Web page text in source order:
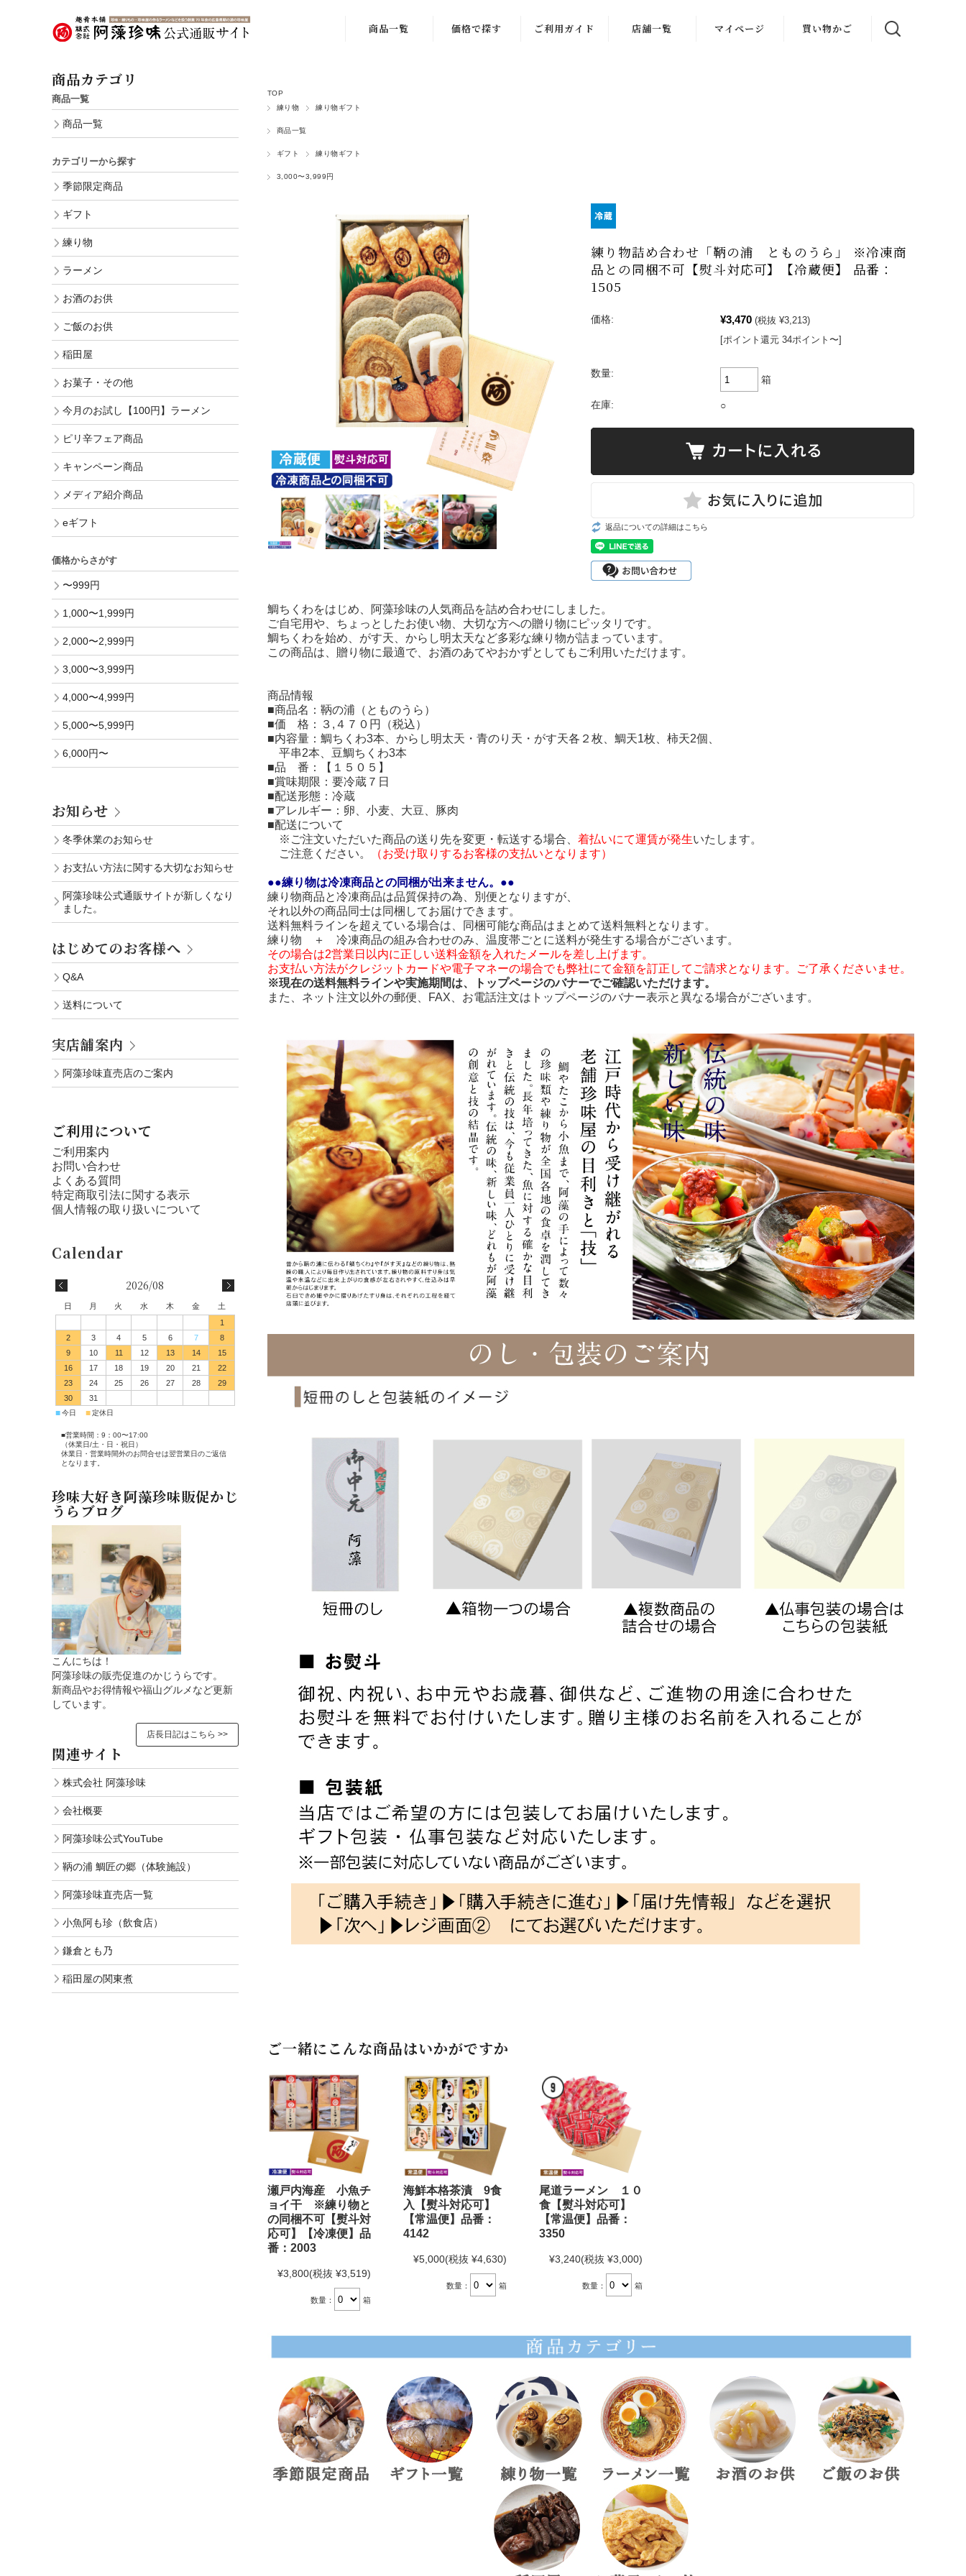
商品一覧
お酒のお供
ご飯のお供
稲田屋一覧
お菓子・その他
価格で探す
4,000〜4,999
5,000〜5,999
6,000円〜
ご利用ガイド 店舗一覧 マイページ 買い物かご
TOP
練り物
練り物ギフト
商品一覧
ギフト 練り物ギフト
3,000〜3,999円
練り物詰め合わせ「鞆の浦 とものうら」 ※冷凍商
品との同梱不可【熨斗対応可】【冷蔵便】 品番：
1505
価格: ¥3,470 (税抜 ¥3,213)
[ポイント還元 34ポイント〜]
数量:
箱
在庫: ○
返品についての詳細はこちら
鯛ちくわをはじめ、阿藻珍味の人気商品を詰め合わせにしました。
ご自宅用や、ちょっとしたお使い物、大切な方への贈り物にピッタリです。
鯛ちくわを始め、がす天、からし明太天など多彩な練り物が詰まっています。
この商品は、贈り物に最適で、お酒のあてやおかずとしてもご利用いただけます。
商品情報
■商品名：鞆の浦（とものうら）
■価 格：３,４７０円（税込）
■内容量：鯛ちくわ3本、からし明太天・青のり天・がす天各２枚、鯛天1枚、柿天2個、
平串2本、豆鯛ちくわ3本
■品 番：【１５０５】
■賞味期限：要冷蔵７日
■配送形態：冷蔵
■アレルギー：卵、小麦、大豆、豚肉
■配送について
※ご注文いただいた商品の送り先を変更・転送する場合、 着払いにて運賃が発生いたします。
ご注意ください。
（お受け取りするお客様の支払いとなります）
●●練り物は冷凍商品との同梱が出来ません。●●
練り物商品と冷凍商品は品質保持の為、別便となりますが、
それ以外の商品同士は同梱してお届けできます。
送料無料ラインを超えている場合は、同梱可能な商品はまとめて送料無料となります。
練り物 ＋ 冷凍商品の組み合わせのみ、温度帯ごとに送料が発生する場合がございます。
その場合は2営業日以内に正しい送料金額を入れたメールを差し上げます。
お支払い方法がクレジットカードや電子マネーの場合でも弊社にて金額を訂正してご請求となります。ご了承くださいませ。
※現在の送料無料ラインや実施期間は、トップページのバナーでご確認いただけます。
また、ネット注文以外の郵便、FAX、お電話注文はトップページのバナー表示と異なる場合がございます。
ご一緒にこんな商品はいかがですか
瀬戸内海産 小魚チ
ョイ干 ※練り物と
の同梱不可【熨斗対
応可】【冷凍便】品
番：2003
¥3,800(税抜 ¥3,519)
数量： 箱
海鮮本格茶漬 9食
入【熨斗対応可】
【常温便】品番：
4142
¥5,000(税抜 ¥4,630)
数量： 箱
尾道ラーメン １０
食【熨斗対応可】
【常温便】品番：
3350
¥3,240(税抜 ¥3,000)
数量： 箱
商品カテゴリ
商品一覧
商品一覧
カテゴリーから探す
季節限定商品
ギフト
練り物
ラーメン
お酒のお供
ご飯のお供
稲田屋
お菓子・その他
今月のお試し【100円】ラーメン
ピリ辛フェア商品
キャンペーン商品
メディア紹介商品
eギフト
価格からさがす
〜999円
1,000〜1,999円
2,000〜2,999円
3,000〜3,999円
4,000〜4,999円
5,000〜5,999円
6,000円〜
お知らせ
冬季休業のお知らせ
お支払い方法に関する大切なお知らせ
阿藻珍味公式通販サイトが新しくなり
ました。
はじめてのお客様へ
Q&A
送料について
実店舗案内
阿藻珍味直売店のご案内
ご利用について
ご利用案内
お問い合わせ
よくある質問
特定商取引法に関する表示
個人情報の取り扱いについて
2026/08
日 月 火 水 木 金
土
1
2
3 4 5 6 7
8
9
10 11 12 13 14
15
16
17 18 19 20 21
22
23
24 25 26 27 28
29
30
31
■今日 ■定休日
■営業時間：9：00〜17:00
（休業日/土・日・祝日）
休業日・営業時間外のお問合せは翌営業日のご返信
となります。
珍味大好き阿藻珍味販促かじ
うらブログ
こんにちは！
阿藻珍味の販売促進のかじうらです。
新商品やお得情報や福山グルメなど更新
しています。
店長日記はこちら >>
関連サイト
株式会社 阿藻珍味
会社概要
阿藻珍味公式YouTube
鞆の浦 鯛匠の郷（体験施設）
阿藻珍味直売店一覧
小魚阿も珍（飲食店）
鎌倉とも乃
稲田屋の関東煮